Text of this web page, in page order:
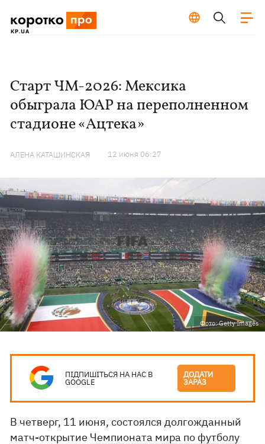
Старт ЧМ-2026: Мексика
обыграла ЮАР на переполненном
стадионе «Ацтека»
АЛЕНА КАТАШИНСКАЯ 12 июня 06:27
Фото: Getty Images
ПІДПИШІТЬСЯ НА НАС В
GOOGLE
ДОДАТИ
ЗАРАЗ
В четверг, 11 июня, состоялся долгожданный
матч-открытие Чемпионата мира по футболу